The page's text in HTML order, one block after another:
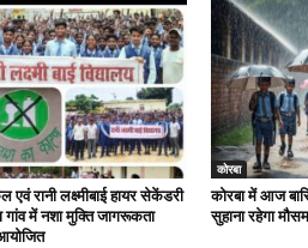
रानी लक्ष्मीबाई हायर सेकेंडरी
गांव में नशा मुक्ति जागरूकता
कोरबा
कोरबा में आज
सुहाना रहेगा मौसम